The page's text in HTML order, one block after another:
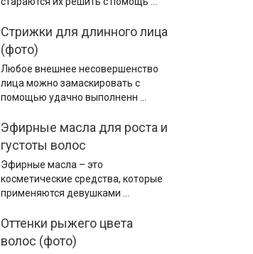
Стрижки для длинного лица
(фото)
Любое внешнее несовершенство
лица можно замаскировать с
помощью удачно выполненн …
Эфирные масла для роста и
густоты волос
Эфирные масла – это
косметические средства, которые
применяются девушками …
Оттенки рыжего цвета
волос (фото)